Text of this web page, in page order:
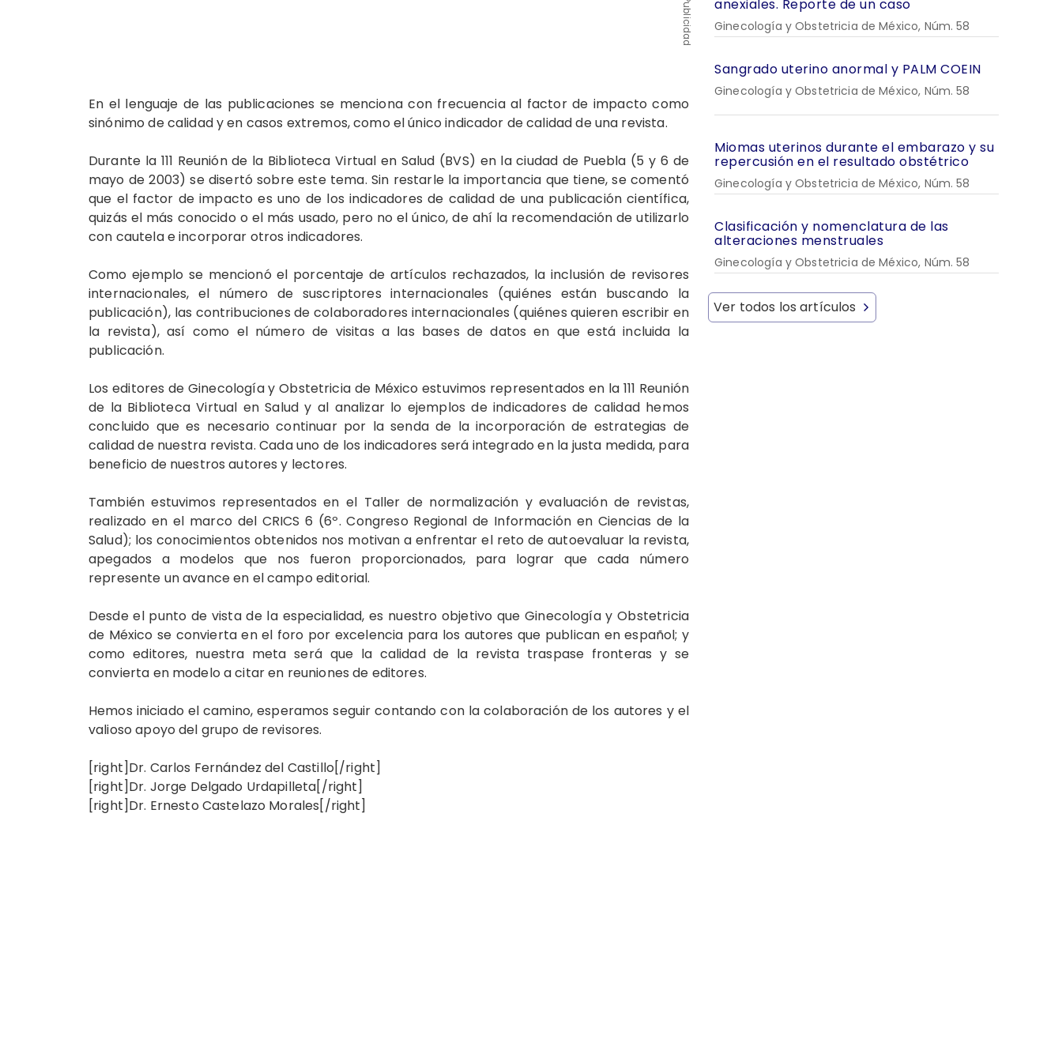
Publicidad
En el lenguaje de las publicaciones se menciona con frecuencia al factor de impacto como
sinónimo de calidad y en casos extremos, como el único indicador de cali­dad de una revista.
Durante la 111 Reunión de la Biblioteca Virtual en Salud (BVS) en la ciudad de Puebla (5 y 6 de
mayo de 2003) se disertó sobre este tema. Sin restarle la importancia que tiene, se comentó
que el factor de impacto es uno de los indicadores de calidad de una publi­cación científica,
quizás el más conocido o el más usado, pero no el único, de ahí la re­comendación de utilizarlo
con cautela e incorporar otros indicadores.
Como ejemplo se mencionó el porcentaje de artículos rechazados, la inclusión de revi­sores
internacionales, el número de suscriptores internacionales (quiénes están buscando la
publicación), las contribuciones de colaboradores internacionales (quiénes quieren es­cribir en
la revista), así como el número de visitas a las bases de datos en que está inclui­da la
publicación.
Los editores de Ginecología y Obstetricia de México estuvimos representados en la 111 Reunión
de la Biblioteca Virtual en Salud y al analizar lo ejemplos de indicadores de ca­lidad hemos
concluido que es necesario continuar por la senda de la incorporación de estrategias de
calidad de nuestra revista. Cada uno de los indicadores será integrado en la justa medida, para
beneficio de nuestros autores y lectores.
También estuvimos representados en el Taller de normalización y evaluación de revistas,
realizado en el marco del CRICS 6 (6º. Congreso Regional de Información en Ciencias de la
Salud); los conocimientos obtenidos nos motivan a enfrentar el reto de autoevaluar la revista,
apegados a modelos que nos fueron proporcionados, para lograr que cada núme­ro
represente un avance en el campo editorial.
Desde el punto de vista de la especialidad, es nuestro objetivo que Ginecología y Obste­tricia
de México se convierta en el foro por excelencia para los autores que publican en español; y
como editores, nuestra meta será que la calidad de la revista traspase fronte­ras y se
convierta en modelo a citar en reuniones de editores.
Hemos iniciado el camino, esperamos seguir contando con la colaboración de los auto­res y el
valioso apoyo del grupo de revisores.
[right]Dr. Carlos Fernández del Castillo[/right]
[right]Dr. Jorge Delgado Urdapilleta[/right]
[right]Dr. Ernesto Castelazo Morales[/right]
anexiales. Reporte de un caso
Ginecología y Obstetricia de México, Núm. 58
Sangrado uterino anormal y PALM COEIN
Ginecología y Obstetricia de México, Núm. 58
Miomas uterinos durante el embarazo y su
repercusión en el resultado obstétrico
Ginecología y Obstetricia de México, Núm. 58
Clasificación y nomenclatura de las
alteraciones menstruales
Ginecología y Obstetricia de México, Núm. 58
Ver todos los artículos